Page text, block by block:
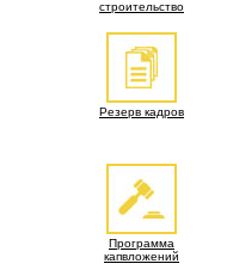
строительство
Резерв кадров
Программа
капвложений